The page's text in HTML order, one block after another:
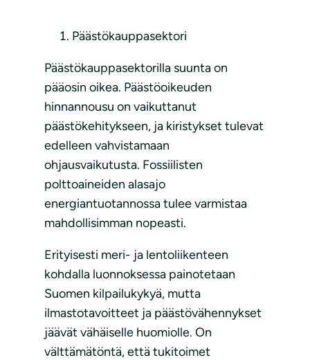
Päästökauppasektori
Päästökauppasektorilla suunta on
pääosin oikea. Päästöoikeuden
hinnannousu on vaikuttanut
päästökehitykseen, ja kiristykset tulevat
edelleen vahvistamaan
ohjausvaikutusta. Fossiilisten
polttoaineiden alasajo
energiantuotannossa tulee varmistaa
mahdollisimman nopeasti.
Erityisesti meri- ja lentoliikenteen
kohdalla luonnoksessa painotetaan
Suomen kilpailukykyä, mutta
ilmastotavoitteet ja päästövähennykset
jäävät vähäiselle huomiolle. On
välttämätöntä, että tukitoimet